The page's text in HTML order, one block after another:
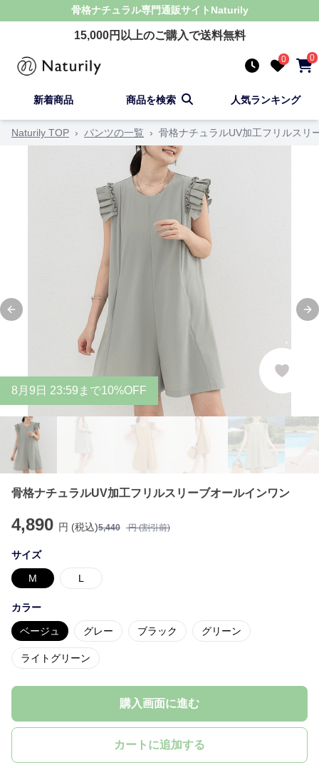
骨格ナチュラル専門通販サイト Naturily
15,000円以上のご購入で送料無料
0 0
新着商品 商品を検索 人気ランキング
Naturily TOP › パンツの一覧 › 骨格ナチュラルUV加工フリルスリ
Previous slide
8 月 9 日 23:59まで10%OFF
骨格ナチュラルUV加工フリルスリーブオールインワン
4,890 円 (税込)5,440 円 (割引前)
サイズ
M L
カラー
ベージュ グレー ブラック グリーン
ライトグリーン
購入画面に進む
カートに追加する